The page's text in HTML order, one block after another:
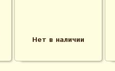
Нет в наличии